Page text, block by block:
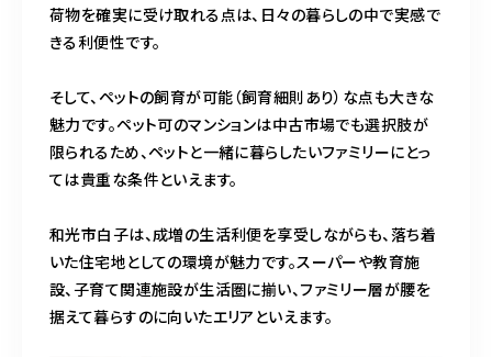
荷物を確実に受け取れる点は、日々の暮らしの中で実感で
きる利便性です。
そして、ペットの飼育が可能（飼育細則あり）な点も大きな
魅力です。ペット可のマンションは中古市場でも選択肢が
限られるため、ペットと一緒に暮らしたいファミリーにとっ
ては貴重な条件といえます。
和光市白子は、成増の生活利便を享受しながらも、落ち着
いた住宅地としての環境が魅力です。スーパーや教育施
設、子育て関連施設が生活圏に揃い、ファミリー層が腰を
据えて暮らすのに向いたエリアといえます。